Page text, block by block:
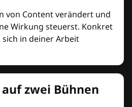
von Content verändert und
Wirkung steuerst. Konkret
in deiner Arbeit
auf zwei Bühnen